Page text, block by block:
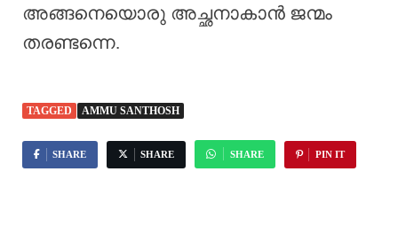
അങ്ങനെയൊരു അച്ഛനാകാൻ ജന്മം
തരണ്ടന്നെ.
TAGGED AMMU SANTHOSH
SHARE SHARE SHARE PIN IT